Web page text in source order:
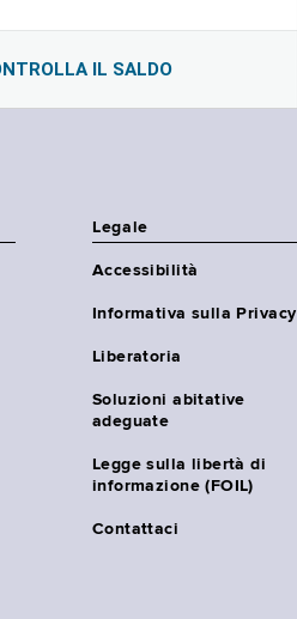
IL SALDO
Legale
Accessibilità
Informativa sulla Privacy
Liberatoria
Soluzioni abitative
adeguate
Legge sulla libertà di
informazione (FOIL)
Contattaci